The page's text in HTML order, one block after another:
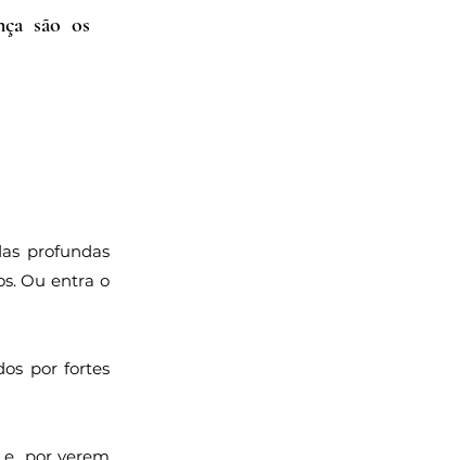
são os
profundas
Ou entra o
por fortes